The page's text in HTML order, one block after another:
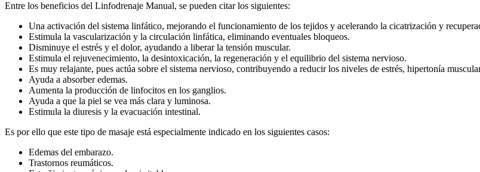
Entre los beneficios del Linfodrenaje Manual, se pueden citar los siguientes:
Una activación del sistema linfático, mejorando el funcionamiento de los tejidos y acelerando la cicatrización y
Estimula la vascularización y la circulación linfática, eliminando eventuales bloqueos.
Disminuye el estrés y el dolor, ayudando a liberar la tensión muscular.
Estimula el rejuvenecimiento, la desintoxicación, la regeneración y el equilibrio del sistema nervioso.
Es muy relajante, pues actúa sobre el sistema nervioso, contribuyendo a reducir los niveles de estrés, hipertonía
Ayuda a absorber edemas.
Aumenta la producción de linfocitos en los ganglios.
Ayuda a que la piel se vea más clara y luminosa.
Estimula la diuresis y la evacuación intestinal.
Es por ello que este tipo de masaje está especialmente indicado en los siguientes casos:
Edemas del embarazo.
Trastornos reumáticos.